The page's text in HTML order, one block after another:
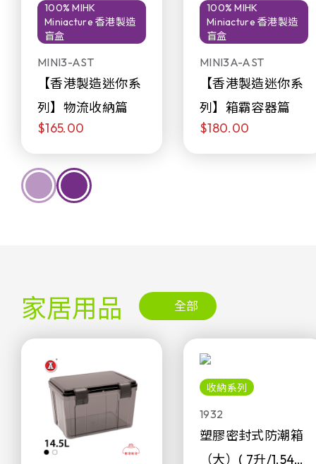
100% MIHK
Miniacture 香港製造
盲盒
MINI3-AST
【香港製造迷你系
列】物流收納篇
$165.00
100% MIHK
Miniacture 香港製造
盲盒
MINI3A-AST
【香港製造迷你系
列】箱霸容器篇
$180.00
家居用品 全部
收納系列
1932
塑膠密封式防潮箱
（大）( 7升/1.54加